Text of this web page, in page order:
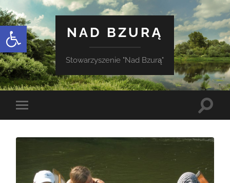
Otwórz pasek narzędzi
NAD BZURĄ
Stowarzyszenie "Nad Bzurą"
Toggle
mobile
Toggle